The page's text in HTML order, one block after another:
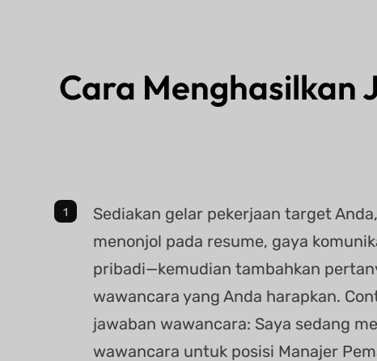
Cara Menghasilkan
Sediakan gelar pekerjaan target
menonjol pada resume, gaya
pribadi—kemudian tambahkan
wawancara yang Anda harapkan.
jawaban wawancara: Saya sedang
wawancara untuk posisi Manajer